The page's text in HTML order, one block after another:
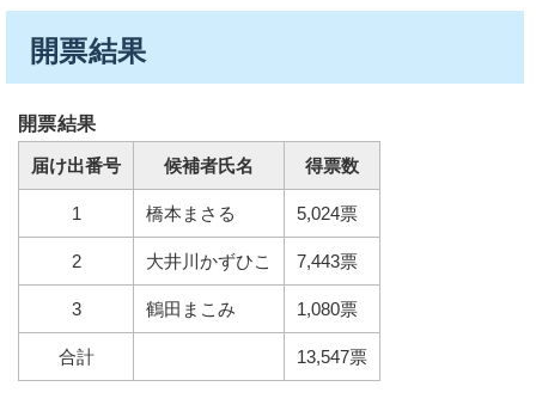
開票結果
開票結果
届け出番号 候補者氏名 得票数
1 橋本まさる 5,024票
2 大井川かずひこ 7,443票
3 鶴田まこみ 1,080票
合計 13,547票